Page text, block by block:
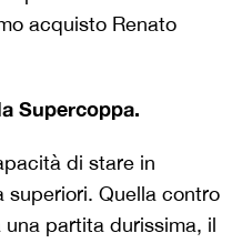
acquisto Renato
Supercoppa.
di stare in
superiori. Quella contro
partita durissima, il